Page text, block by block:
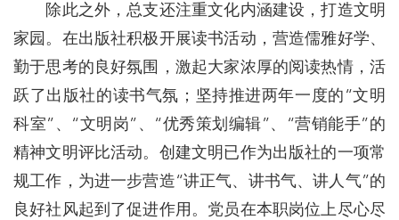
除此之外，总支还注重文化内涵建设，打造文明
家园。在出版社积极开展读书活动，营造儒雅好学、
勤于思考的良好氛围，激起大家浓厚的阅读热情，活
跃了出版社的读书气氛；坚持推进两年一度的“文明
科室”、“文明岗”、“优秀策划编辑”、“营销能手”的
精神文明评比活动。创建文明已作为出版社的一项常
规工作，为进一步营造“讲正气、讲书气、讲人气”的
良好社风起到了促进作用。党员在本职岗位上尽心尽